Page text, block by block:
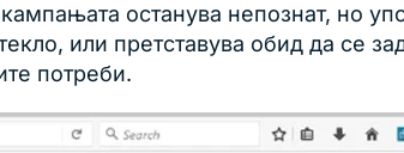
останува непознат, но
или претставува обид да се
потреби.